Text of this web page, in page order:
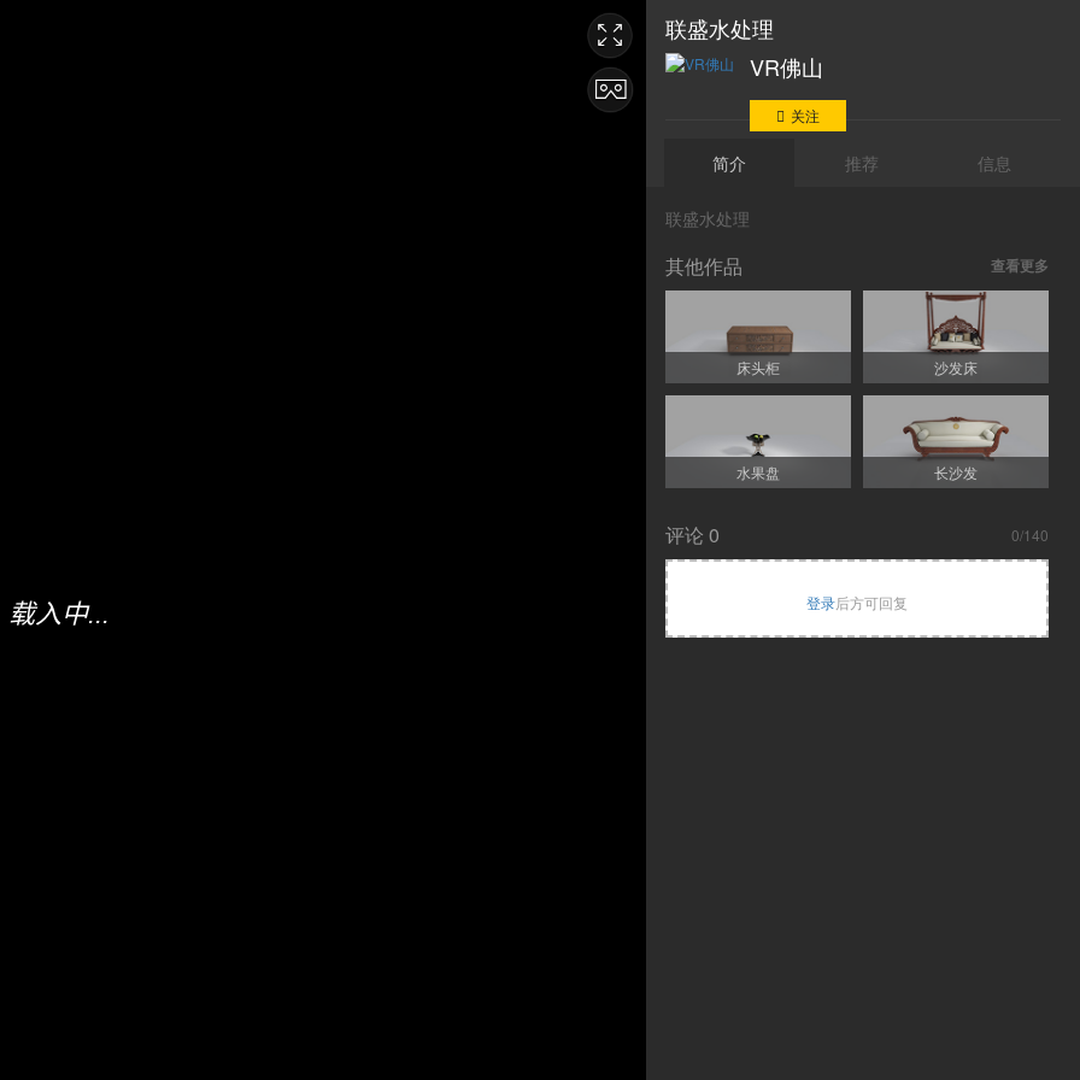
联盛水处理
VR佛山
关注
简介 推荐 信息
联盛水处理
其他作品 查看更多
床头柜 沙发床
水果盘 长沙发
评论 0 0/140
登录后方可回复